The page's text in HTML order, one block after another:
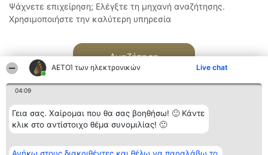
ΑΕΤΟΊ των ηλεκτρονικών Live chat
04:09
Γεια σας. Χαίρομαι που θα σας βοηθήσω! 🙂 Κάντε
κλικ στο αντίστοιχο θέμα συνομιλίας! 🙂
Ψάχνετε επιχείρηση; Ελέγξτε τη μηχανή αναζήτησης.
Χρησιμοποιήστε την καλύτερη υπηρεσία
Αναζήτηση
Διοργανωτής της
κατάταξης
Κατάταξη
Διακριθέντες
Επικοινωνία
Επικοινωνία